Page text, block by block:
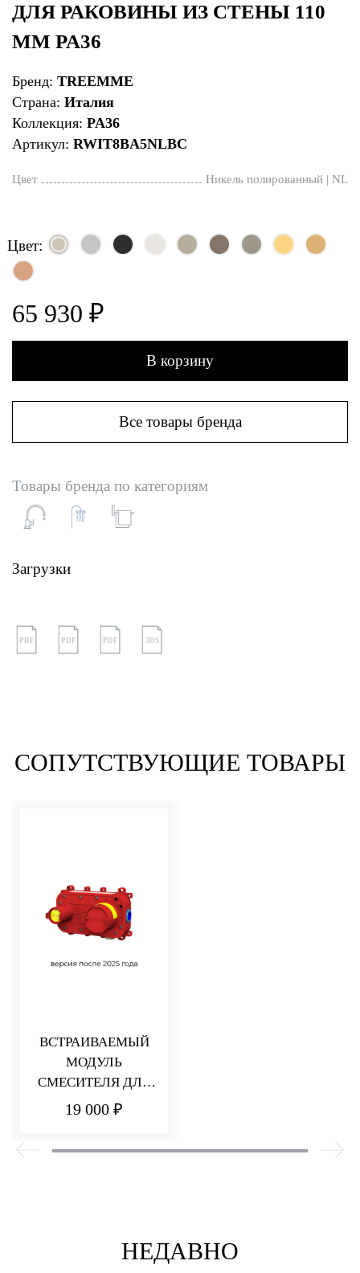
ДЛЯ РАКОВИНЫ ИЗ СТЕНЫ 110
ММ PA36
Бренд: TREEMME
Страна: Италия
Коллекция: PA36
Артикул: RWIT8BA5NLBC
Цвет Никель полированный | NL
Цвет:
65 930 ₽
В корзину
Все товары бренда
Товары бренда по категориям
Загрузки
PDF PDF PDF 3DS
СОПУТСТВУЮЩИЕ ТОВАРЫ
ВСТРАИВАЕМЫЙ
МОДУЛЬ
СМЕСИТЕЛЯ ДЛЯ
РАКОВИНЫ/ДУША
19 000 ₽
НЕДАВНО